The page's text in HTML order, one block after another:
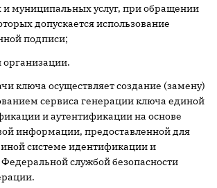
и муниципальных услуг, при обращении
допускается использование
подписи;
ключа осуществляет создание (замену)
сервиса генерации ключа единой
и аутентификации на основе
информации, предоставленной для
системе идентификации и
службой безопасности